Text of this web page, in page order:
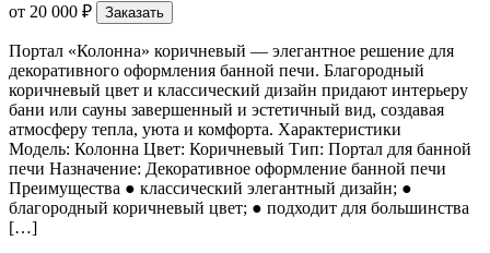
от 20 000 ₽ Заказать
Портал «Колонна» коричневый — элегантное решение для
декоративного оформления банной печи. Благородный
коричневый цвет и классический дизайн придают интерьеру
бани или сауны завершенный и эстетичный вид, создавая
атмосферу тепла, уюта и комфорта. Характеристики
Модель: Колонна Цвет: Коричневый Тип: Портал для банной
печи Назначение: Декоративное оформление банной печи
Преимущества ● классический элегантный дизайн; ●
благородный коричневый цвет; ● подходит для большинства
[…]